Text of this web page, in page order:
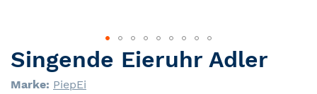
Skip
to
the
Singende Eieruhr Adler
Marke: PiepEi